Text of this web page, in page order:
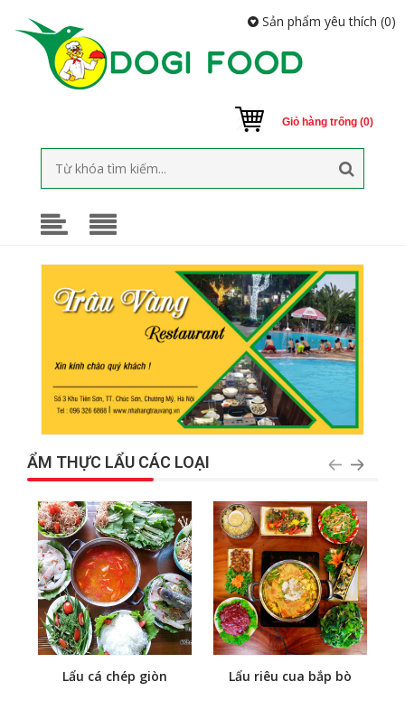
Giỏ hàng trống (0)
Sản phẩm yêu thích (0)
ẨM THỰC LẨU CÁC LOẠI
Lẩu cá chép giòn Lẩu riêu cua bắp bò